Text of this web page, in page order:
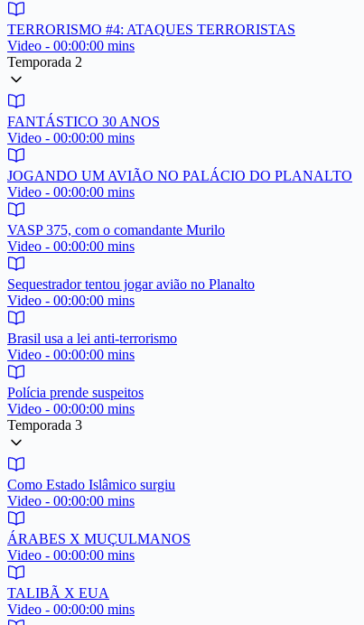
TERRORISMO #4: ATAQUES TERRORISTAS
Video - 00:00:00 mins
Temporada 2
FANTÁSTICO 30 ANOS
Video - 00:00:00 mins
JOGANDO UM AVIÃO NO PALÁCIO DO PLANALTO
Video - 00:00:00 mins
VASP 375, com o comandante Murilo
Video - 00:00:00 mins
Sequestrador tentou jogar avião no Planalto
Video - 00:00:00 mins
Brasil usa a lei anti-terrorismo
Video - 00:00:00 mins
Polícia prende suspeitos
Video - 00:00:00 mins
Temporada 3
Como Estado Islâmico surgiu
Video - 00:00:00 mins
ÁRABES X MUÇULMANOS
Video - 00:00:00 mins
TALIBÃ X EUA
Video - 00:00:00 mins